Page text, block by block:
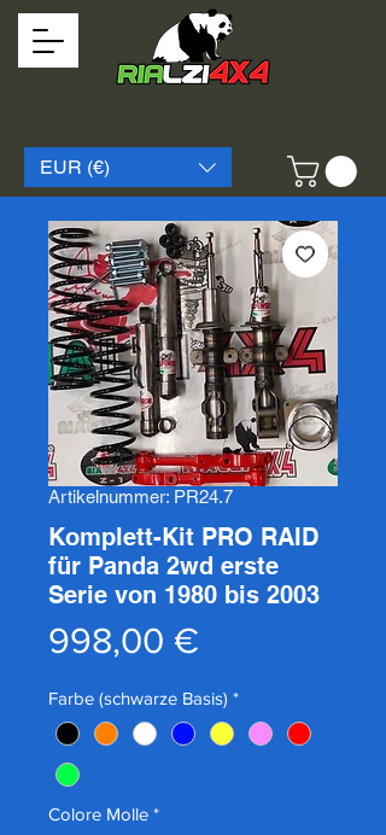
EUR (€)
Artikelnummer: PR24.7
Komplett-Kit PRO RAID
für Panda 2wd erste
Serie von 1980 bis 2003
998,00 €
Farbe (schwarze Basis) *
Colore Molle *